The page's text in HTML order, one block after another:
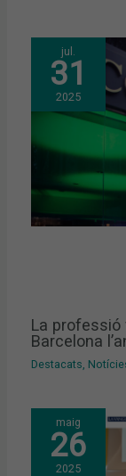
jul.
31
2025
La
Barcelona
Destacats
maig
26
2025